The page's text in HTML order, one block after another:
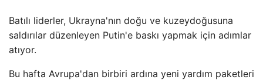
Batılı liderler, Ukrayna'nın doğu ve kuzeydoğusuna
saldırılar düzenleyen Putin'e baskı yapmak için adımlar
atıyor.
Bu hafta Avrupa'dan birbiri ardına yeni yardım paketleri